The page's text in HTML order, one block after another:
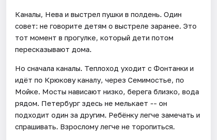
Каналы, Нева и выстрел пушки в полдень. Один
совет: не говорите детям о выстреле заранее. Это
тот момент в прогулке, который дети потом
пересказывают дома.
Но сначала каналы. Теплоход уходит с Фонтанки и
идёт по Крюкову каналу, через Семимостье, по
Мойке. Мосты нависают низко, берега близко, вода
рядом. Петербург здесь не мелькает -- он
подходит один за другим. Ребёнку легче замечать и
спрашивать. Взрослому легче не торопиться.